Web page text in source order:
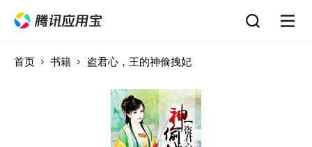
首页 书籍 盗君心，王的神偷拽妃